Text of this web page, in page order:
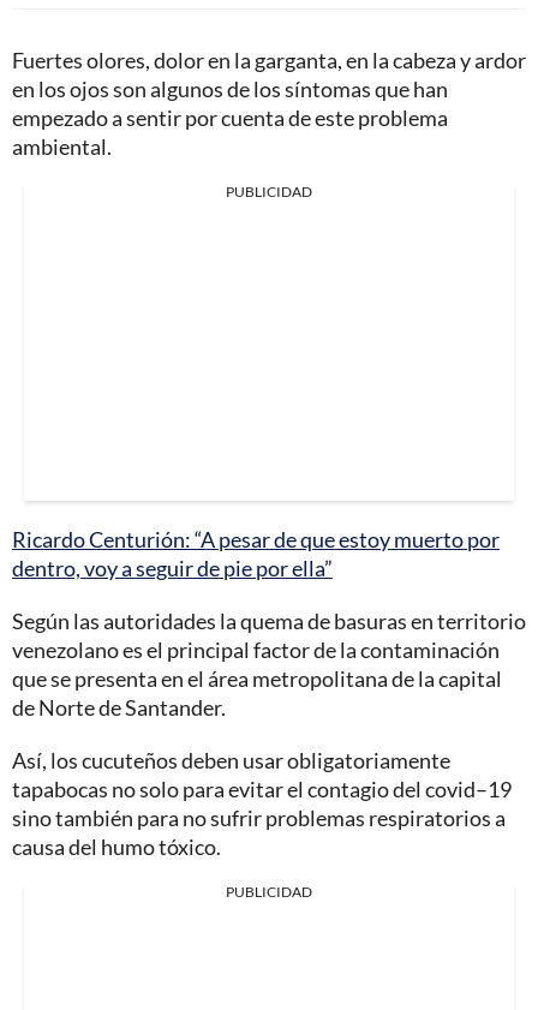
Fuertes olores, dolor en la garganta, en la cabeza y ardor
en los ojos son algunos de los síntomas que han
empezado a sentir por cuenta de este problema
ambiental.
PUBLICIDAD
Ricardo Centurión: “A pesar de que estoy muerto por
dentro, voy a seguir de pie por ella”
Según las autoridades la quema de basuras en territorio
venezolano es el principal factor de la contaminación
que se presenta en el área metropolitana de la capital
de Norte de Santander.
Así, los cucuteños deben usar obligatoriamente
tapabocas no solo para evitar el contagio del covid–19
sino también para no sufrir problemas respiratorios a
causa del humo tóxico.
PUBLICIDAD